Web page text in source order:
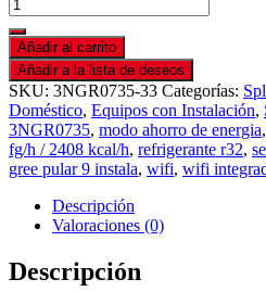
Añadir al carrito
Añadir a la lista de deseos
SKU: 3NGR0735-33 Categorías:
Doméstico, Equipos con Instalación,
3NGR0735, modo ahorro de energia,
fg/h / 2408 kcal/h, refrigerante r32,
gree pular 9 instala, wifi, wifi
Descripción
Valoraciones (0)
Descripción